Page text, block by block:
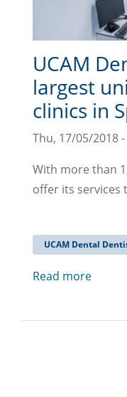
UCAM
largest
clinics in
Thu, 17/05/2018
With more than
offer its services
UCAM Dental
Read more